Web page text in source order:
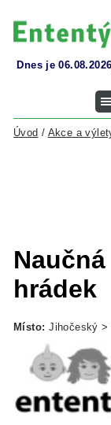
Dnes je
Úvod / Akce a
hrádek
Místo: Jihočeský >